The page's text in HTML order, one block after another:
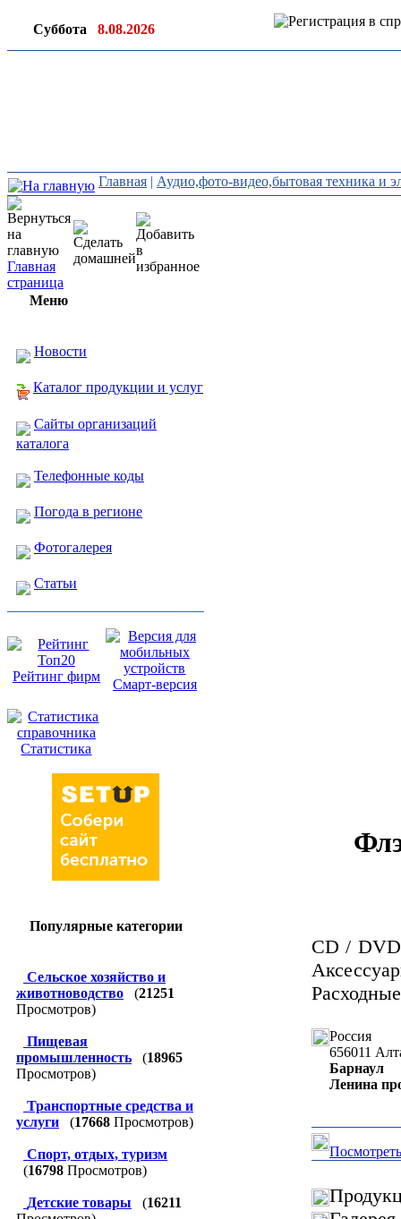
Суббота 8.08.2026
Главная | Аудио,фото-видео,бытовая техника и
Главная
страница
Меню
Новости
Каталог продукции и услуг
Сайты организаций
каталога
Телефонные коды
Погода в регионе
Фотогалерея
Статьи
Рейтинг фирм
Смарт-версия
Статистика
Популярные категории
Сельское хозяйство и
животноводство
(21251
Просмотров)
Пищевая
промышленность
(18965
Просмотров)
Транспортные средства и
услуги
(17668 Просмотров)
Спорт, отдых, туризм
(16798 Просмотров)
Детские товары (16211
CD /
Россия
656011
Барнаул
Ленина